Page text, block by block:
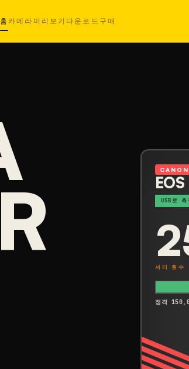
홈 카메라 미리보기 다운로드 구매
CANON
USB로 측
셔터 횟수
정격